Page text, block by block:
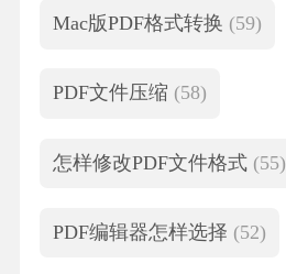
Mac版PDF格式转换 (59)
PDF文件压缩 (58)
怎样修改PDF文件格式 (55)
PDF编辑器怎样选择 (52)